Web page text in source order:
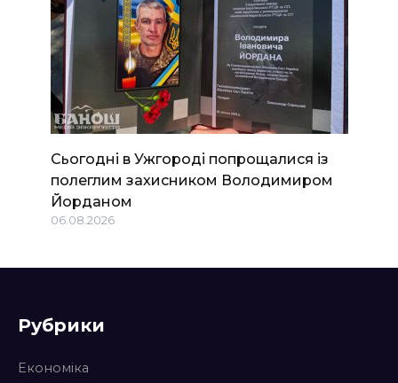
Сьогодні в Ужгороді попрощалися із
полеглим захисником Володимиром
Йорданом
06.08.2026
Рубрики
Економіка